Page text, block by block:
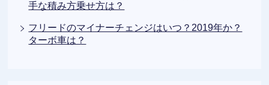
手な積み方乗せ方は？
フリードのマイナーチェンジはいつ？2019年か？
ターボ車は？